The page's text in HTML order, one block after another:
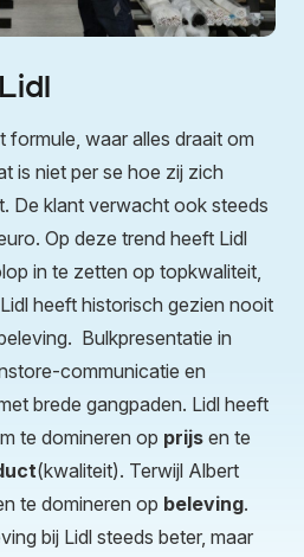
formule, waar alles draait om
is niet per se hoe zij zich
De klant verwacht ook steeds
Op deze trend heeft Lidl
in te zetten op topkwaliteit,
heeft historisch gezien nooit
Bulkpresentatie in
communicatie en
brede gangpaden. Lidl heeft
te domineren op prijs en te
(kwaliteit). Terwijl Albert
te domineren op beleving.
bij Lidl steeds beter, maar